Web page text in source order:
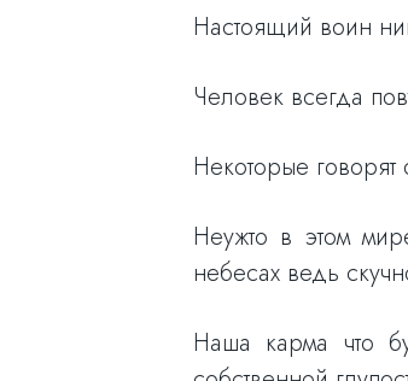
Настоящий воин
Человек всегда
Некоторые
Неужто в этом
небесах ведь
Наша карма что